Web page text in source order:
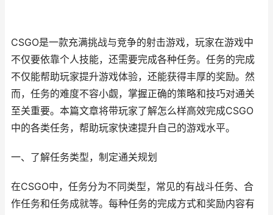
CSGO是一款充满挑战与竞争的射击游戏，玩家在游戏中
不仅要依靠个人技能，还需要完成各种任务。任务的完成
不仅能帮助玩家提升游戏体验，还能获得丰厚的奖励。然
而，任务的难度不容小觑，掌握正确的策略和技巧对通关
至关重要。本篇文章将带玩家了解怎么样高效完成CSGO
中的各类任务，帮助玩家快速提升自己的游戏水平。
一、了解任务类型，制定通关规划
在CSGO中，任务分为不同类型，常见的有战斗任务、合
作任务和任务成就等。每种任务的完成方式和奖励内容有